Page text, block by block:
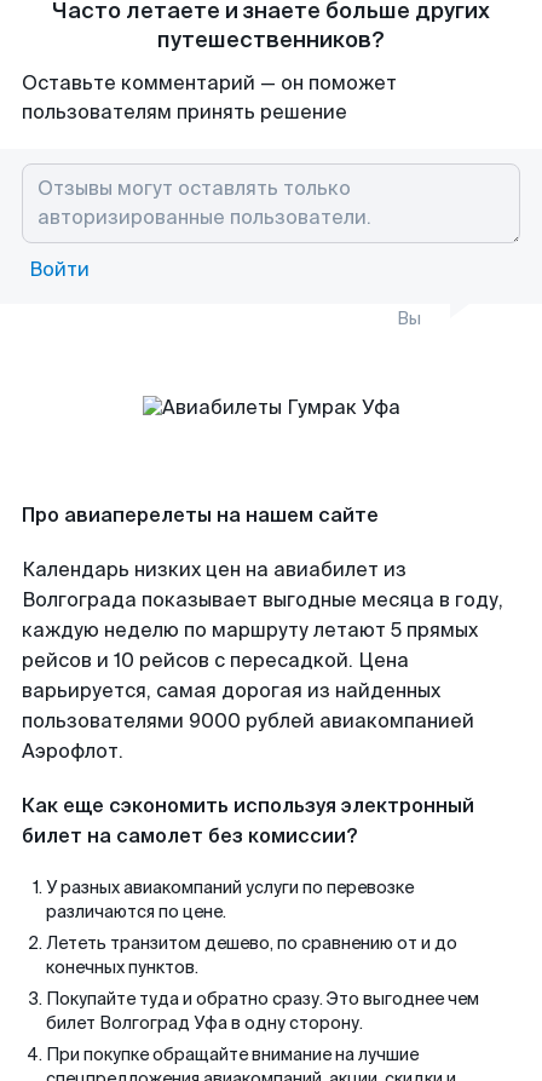
Часто летаете и знаете больше других
путешественников?
Оставьте комментарий — он поможет
пользователям принять решение
Войти
Вы
Про авиаперелеты на нашем сайте
Календарь низких цен на авиабилет из
Волгограда показывает выгодные месяца в году,
каждую неделю по маршруту летают 5 прямых
рейсов и 10 рейсов с пересадкой. Цена
варьируется, самая дорогая из найденных
пользователями 9000 рублей авиакомпанией
Аэрофлот.
Как еще сэкономить используя электронный
билет на самолет без комиссии?
У разных авиакомпаний услуги по перевозке
различаются по цене.
Лететь транзитом дешево, по сравнению от и до
конечных пунктов.
Покупайте туда и обратно сразу. Это выгоднее чем
билет Волгоград Уфа в одну сторону.
При покупке обращайте внимание на лучшие